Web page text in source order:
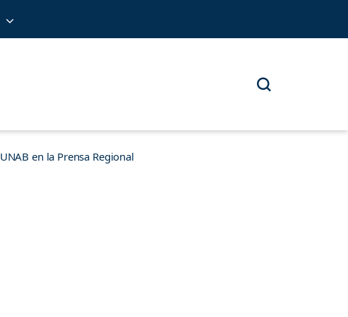
UNAB en la Prensa Regional